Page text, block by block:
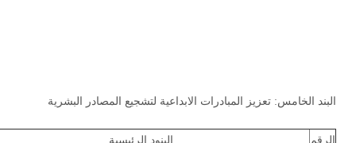
البند الخامس: تعزيز المبادرات الابداعية لتشجيع المصادر البشرية
البنود الرئيسية الرقم